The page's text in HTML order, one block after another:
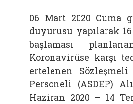
06 Mart 2020 Cuma
duyurusu yapılarak
başlaması
Koronavirüse karşı
ertelenen
Personeli (ASDEP)
Haziran 2020 – 14